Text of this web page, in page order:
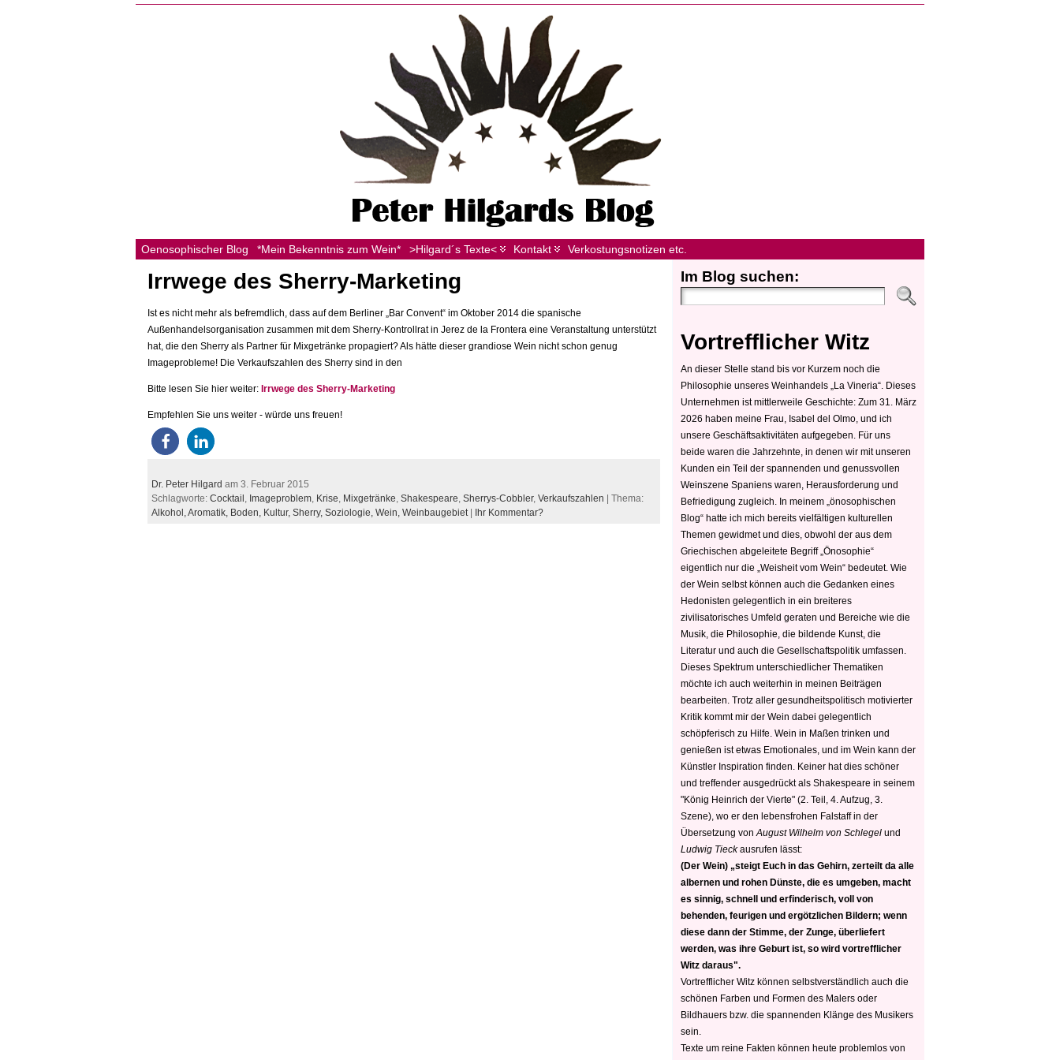
Oenosophischer Blog *Mein Bekenntnis zum Wein* >Hilgard´s Texte< Kontakt Verkostungsnotizen etc.
Irrwege des Sherry-Marketing
Ist es nicht mehr als befremdlich, dass auf dem Berliner „Bar Convent“ im Oktober 2014 die spanische
Außenhandelsorganisation zusammen mit dem Sherry-Kontrollrat in Jerez de la Frontera eine Veranstaltung unterstützt
hat, die den Sherry als Partner für Mixgetränke propagiert? Als hätte dieser grandiose Wein nicht schon genug
Imageprobleme! Die Verkaufszahlen des Sherry sind in den
Bitte lesen Sie hier weiter: Irrwege des Sherry-Marketing
Empfehlen Sie uns weiter - würde uns freuen!
Dr. Peter Hilgard am 3. Februar 2015
Schlagworte: Cocktail , Imageproblem, Krise, Mixgetränke, Shakespeare, Sherrys-Cobbler, Verkaufszahlen | Thema:
Alkohol,Aromatik, Boden, Kultur, Sherry, Soziologie, Wein, Weinbaugebiet| Ihr Kommentar?
Im Blog suchen:
Vortrefflicher Witz
An dieser Stelle stand bis vor Kurzem noch die
Philosophie unseres Weinhandels „La Vineria“. Dieses
Unternehmen ist mittlerweile Geschichte: Zum 31. März
2026 haben meine Frau, Isabel del Olmo, und ich
unsere Geschäftsaktivitäten aufgegeben. Für uns
beide waren die Jahrzehnte, in denen wir mit unseren
Kunden ein Teil der spannenden und genussvollen
Weinszene Spaniens waren, Herausforderung und
Befriedigung zugleich. In meinem „önosophischen
Blog“ hatte ich mich bereits vielfältigen kulturellen
Themen gewidmet und dies, obwohl der aus dem
Griechischen abgeleitete Begriff „Önosophie“
eigentlich nur die „Weisheit vom Wein“ bedeutet. Wie
der Wein selbst können auch die Gedanken eines
Hedonisten gelegentlich in ein breiteres
zivilisatorisches Umfeld geraten und Bereiche wie die
Musik, die Philosophie, die bildende Kunst, die
Literatur und auch die Gesellschaftspolitik umfassen.
Dieses Spektrum unterschiedlicher Thematiken
möchte ich auch weiterhin in meinen Beiträgen
bearbeiten. Trotz aller gesundheitspolitisch motivierter
Kritik kommt mir der Wein dabei gelegentlich
schöpferisch zu Hilfe. Wein in Maßen trinken und
genießen ist etwas Emotionales, und im Wein kann der
Künstler Inspiration finden. Keiner hat dies schöner
und treffender ausgedrückt als Shakespeare in seinem
"König Heinrich der Vierte" (2. Teil, 4. Aufzug, 3.
Szene), wo er den lebensfrohen Falstaff in der
Übersetzung von August Wilhelm von Schlegel und
Ludwig Tieckausrufen lässt:
(Der Wein) „steigt Euch in das Gehirn, zerteilt da alle
albernen und rohen Dünste, die es umgeben, macht
es sinnig, schnell und erfinderisch, voll von
behenden, feurigen und ergötzlichen Bildern; wenn
diese dann der Stimme, der Zunge, überliefert
werden, was ihre Geburt ist, so wird vortrefflicher
Witz daraus".
Vortrefflicher Witz können selbstverständlich auch die
schönen Farben und Formen des Malers oder
Bildhauers bzw. die spannenden Klänge des Musikers
sein.
Texte um reine Fakten können heute problemlos von